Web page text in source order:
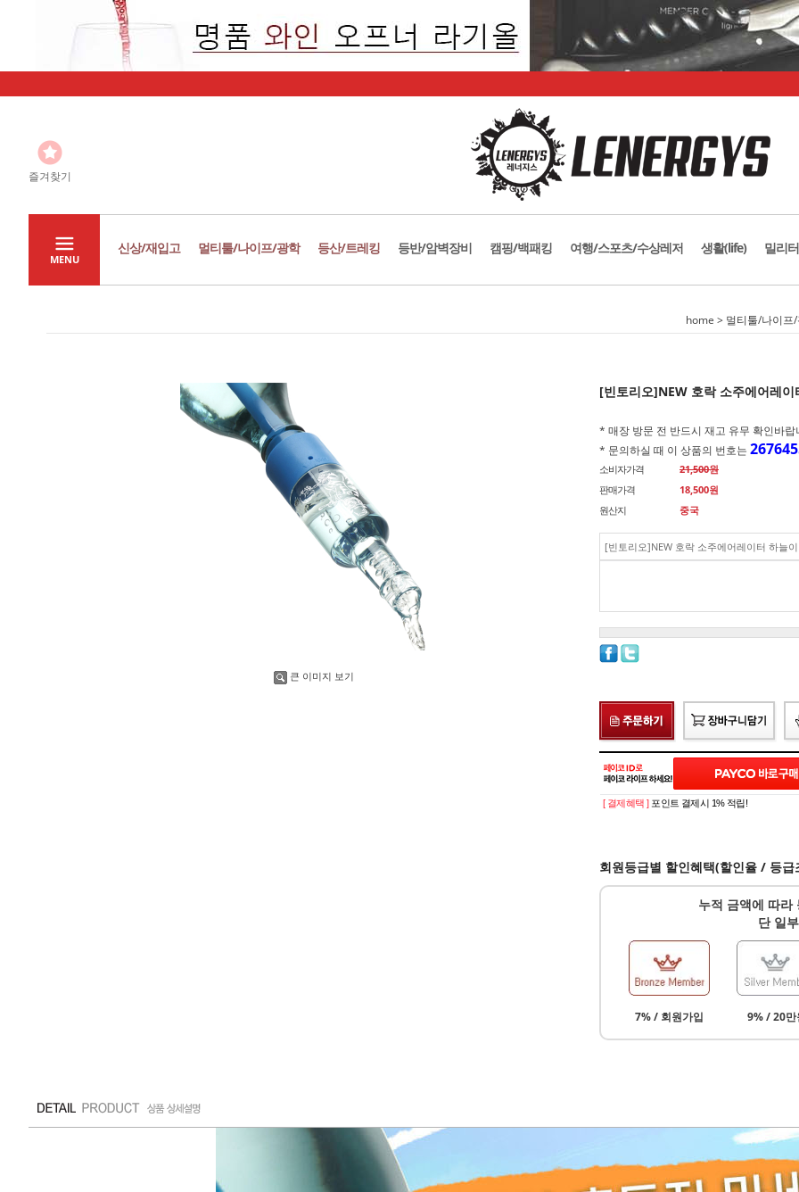
즐겨찾기
MENU
신상/재입고 멀티툴/나이프/광학 등산/트레킹 등반/암벽장비 캠핑/백패킹 여행/스포츠/수상레저 생활(life) 밀리
home > 멀티툴/나이프
큰 이미지 보기
[빈토리오]NEW 호락 소주에어레이
* 매장 방문 전 반드시 재고 유무 확인바
* 문의하실 때 이 상품의 번호는
소비자가격
21,500원
판매가격
18,500원
원산지
중국
[빈토리오]NEW 호락 소주에어레이터 하늘이
[ 결제혜택 ] 포인트 결제시 1% 적립!
회원등급별 할인혜택(할인율 / 등급
누적 금액에 따라
단 일
7% / 회원가입 9% / 20만